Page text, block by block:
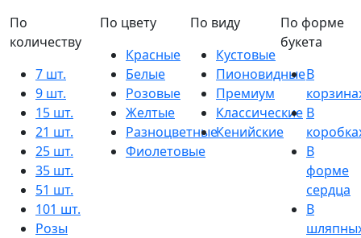
По
количеству
7 шт.
9 шт.
15 шт.
21 шт.
25 шт.
35 шт.
51 шт.
101 шт.
Розы
По цвету
Красные
Белые
Розовые
Желтые
Разноцветные
Фиолетовые
По виду
Кустовые
Пионовидные
Премиум
Классические
Кенийские
По форме
букета
В
В
В
форме
сердца
В